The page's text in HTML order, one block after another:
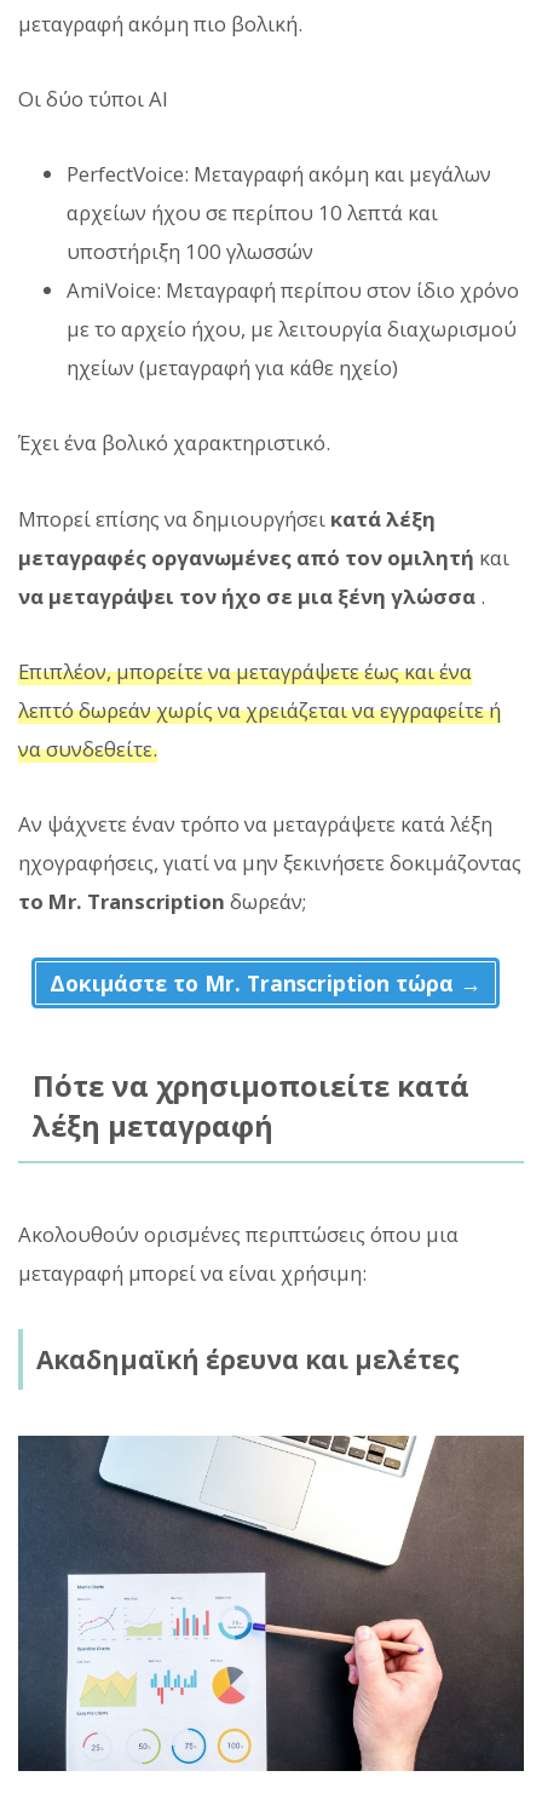
μεταγραφή ακόμη πιο βολική.
Οι δύο τύποι AI
PerfectVoice: Μεταγραφή ακόμη και μεγάλων
αρχείων ήχου σε περίπου 10 λεπτά και
υποστήριξη 100 γλωσσών
AmiVoice: Μεταγραφή περίπου στον ίδιο χρόνο
με το αρχείο ήχου, με λειτουργία διαχωρισμού
ηχείων (μεταγραφή για κάθε ηχείο)
Έχει ένα βολικό χαρακτηριστικό.
Μπορεί επίσης να δημιουργήσει κατά λέξη
μεταγραφές οργανωμένες από τον ομιλητή και
να μεταγράψει τον ήχο σε μια ξένη γλώσσα .
Επιπλέον, μπορείτε να μεταγράψετε έως και ένα
λεπτό δωρεάν χωρίς να χρειάζεται να εγγραφείτε ή
να συνδεθείτε.
Αν ψάχνετε έναν τρόπο να μεταγράψετε κατά λέξη
ηχογραφήσεις, γιατί να μην ξεκινήσετε δοκιμάζοντας
το Mr. Transcription δωρεάν;
Δοκιμάστε το Mr. Transcription τώρα →
Πότε να χρησιμοποιείτε κατά
λέξη μεταγραφή
Ακολουθούν ορισμένες περιπτώσεις όπου μια
μεταγραφή μπορεί να είναι χρήσιμη:
Ακαδημαϊκή έρευνα και μελέτες